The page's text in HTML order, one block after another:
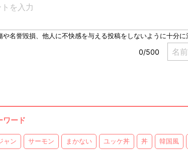
ワード
ャン サーモン まかない ユッケ丼 丼 韓国風